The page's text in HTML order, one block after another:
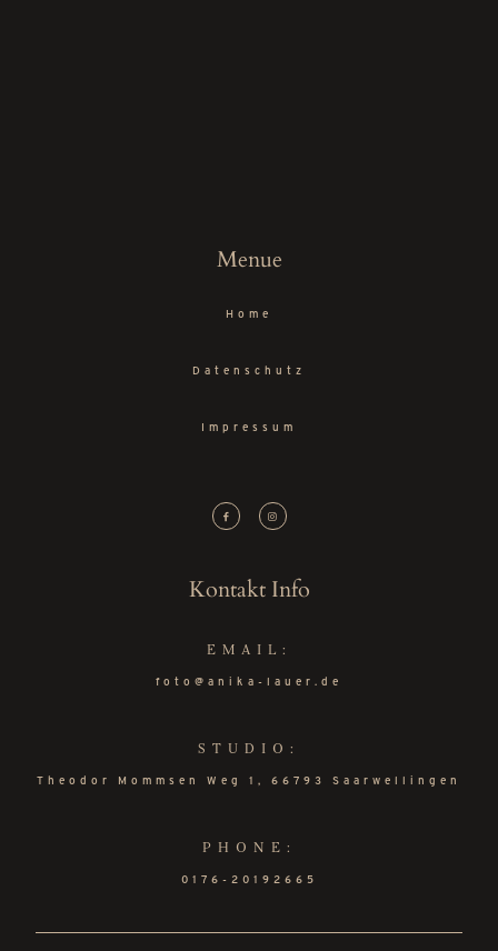
Menue
Home
Datenschutz
Impressum
Kontakt Info
EMAIL:
foto@anika-lauer.de
STUDIO:
Theodor Mommsen Weg 1, 66793 Saarwellingen
PHONE:
0176-20192665